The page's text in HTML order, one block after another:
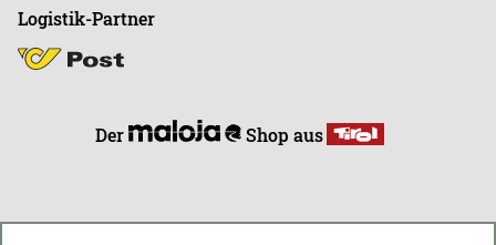
Logistik-Partner
Der Shop aus